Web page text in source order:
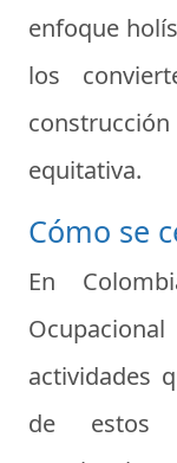
enfoque
los
equitativa.
Cómo se
En
actividades
de estos